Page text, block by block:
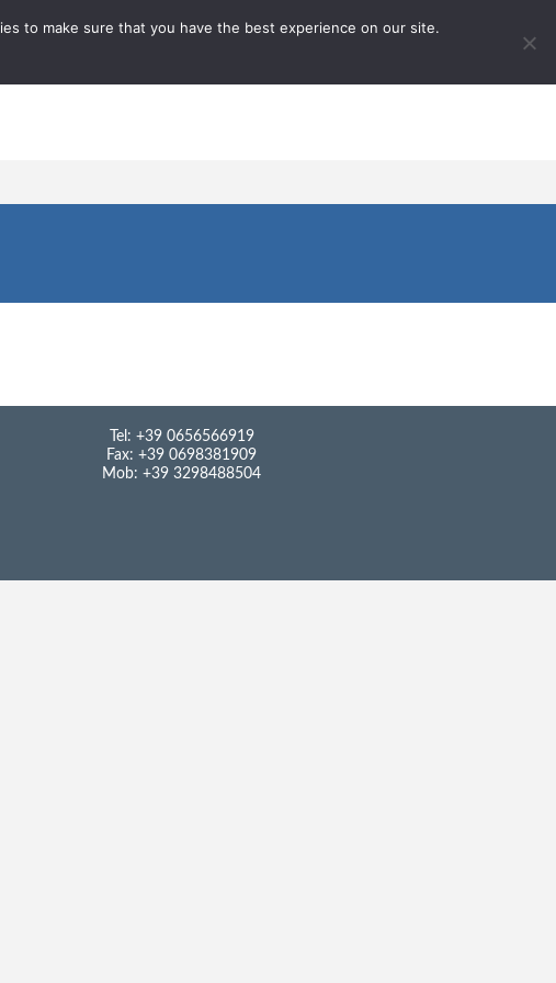
Tel: +39 0656566919
Fax: +39 0698381909
Mob: +39 3298488504
to make sure that you have the best experience on our site.